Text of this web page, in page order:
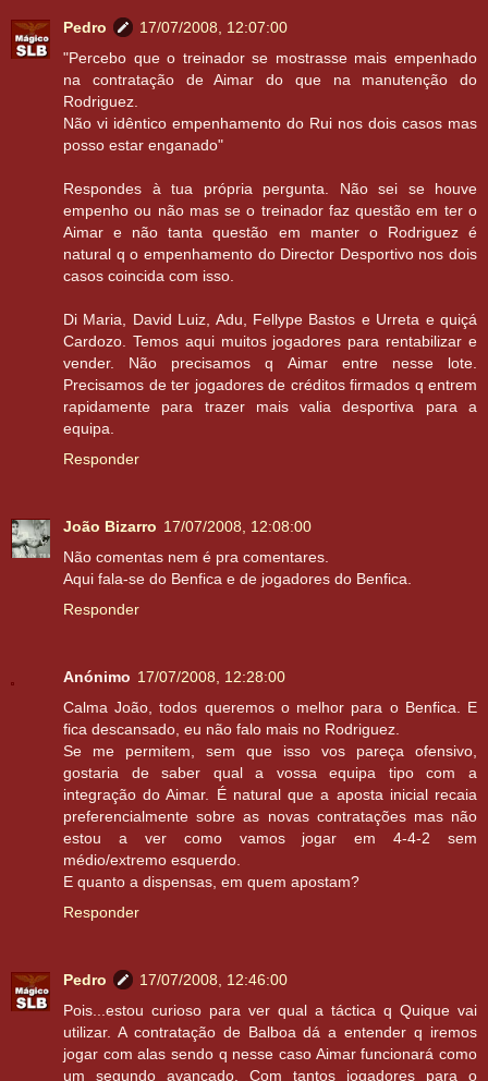
Pedro
17/07/2008, 12:07:00
"Percebo que o treinador se mostrasse mais empenhado
na contratação de Aimar do que na manutenção do
Rodriguez.
Não vi idêntico empenhamento do Rui nos dois casos mas
posso estar enganado"
Respondes à tua própria pergunta. Não sei se houve
empenho ou não mas se o treinador faz questão em ter o
Aimar e não tanta questão em manter o Rodriguez é
natural q o empenhamento do Director Desportivo nos dois
casos coincida com isso.
Di Maria, David Luiz, Adu, Fellype Bastos e Urreta e quiçá
Cardozo. Temos aqui muitos jogadores para rentabilizar e
vender. Não precisamos q Aimar entre nesse lote.
Precisamos de ter jogadores de créditos firmados q entrem
rapidamente para trazer mais valia desportiva para a
equipa.
Responder
João Bizarro 17/07/2008, 12:08:00
Não comentas nem é pra comentares.
Aqui fala-se do Benfica e de jogadores do Benfica.
Responder
Anónimo 17/07/2008, 12:28:00
Calma João, todos queremos o melhor para o Benfica. E
fica descansado, eu não falo mais no Rodriguez.
Se me permitem, sem que isso vos pareça ofensivo,
gostaria de saber qual a vossa equipa tipo com a
integração do Aimar. É natural que a aposta inicial recaia
preferencialmente sobre as novas contratações mas não
estou a ver como vamos jogar em 4-4-2 sem
médio/extremo esquerdo.
E quanto a dispensas, em quem apostam?
Responder
Pedro
17/07/2008, 12:46:00
Pois...estou curioso para ver qual a táctica q Quique vai
utilizar. A contratação de Balboa dá a entender q iremos
jogar com alas sendo q nesse caso Aimar funcionará como
um segundo avançado. Com tantos jogadores para o